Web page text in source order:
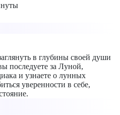
в глубины своей души
последуете за Луной,
и узнаете о лунных
уверенности в себе,